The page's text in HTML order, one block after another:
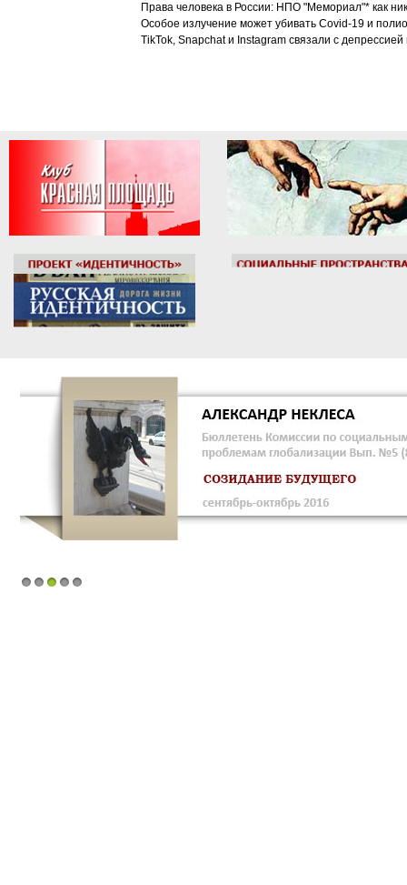
Права человека в России: НПО "Мемориал"* как
Особое излучение может убивать Covid-19 и
TikTok, Snapchat и Instagram связали с